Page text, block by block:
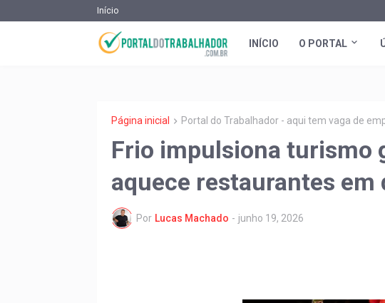
Início
INÍCIO O PORTAL
Página inicial Portal do Trabalhador - aqui tem vaga de
Frio impulsiona turismo
aquece restaurantes
Por Lucas Machado - junho 19, 2026